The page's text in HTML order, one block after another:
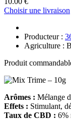
Choisir une livraison
Producteur :
Agriculture :
Produit
Arômes : Mélange
Effets : Stimulant,
Taux de CBD : 6%